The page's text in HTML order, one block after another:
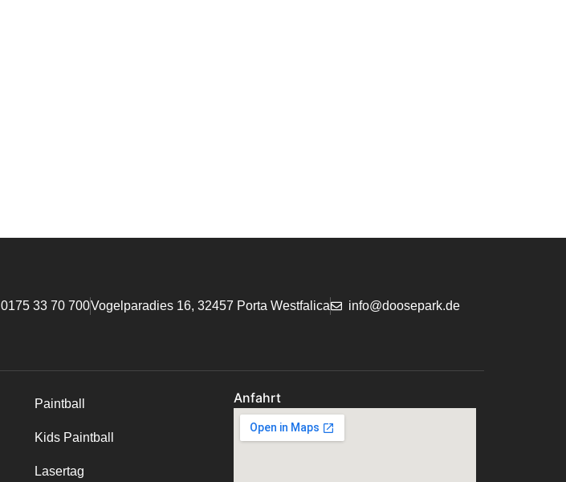
0175 33 70 700Vogelparadies 16, 32457 Porta Westfalica info@doosepark.de
Paintball
Kids Paintball
Lasertag
Anfahrt